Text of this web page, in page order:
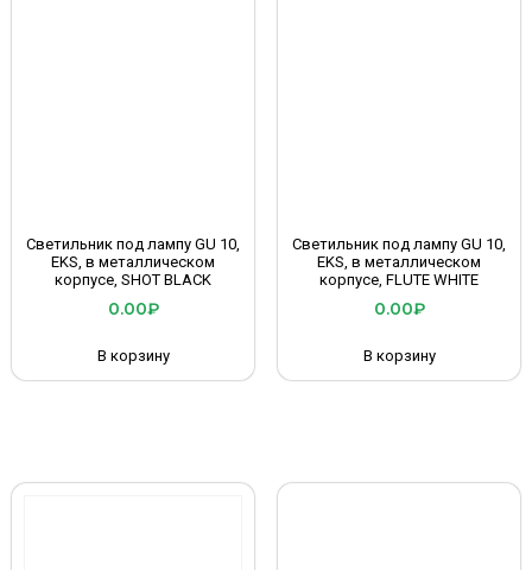
Светильник под лампу GU 10,
EKS, в металлическом
корпусе, SHOT BLACK
0.00₽
В корзину
Светильник под лампу GU 10,
EKS, в металлическом
корпусе, FLUTE WHITE
0.00₽
В корзину